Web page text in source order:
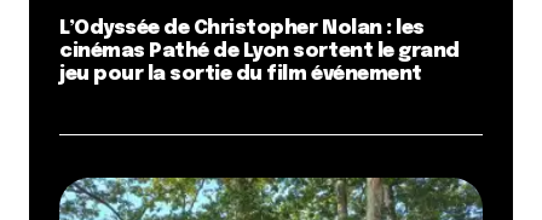
L’Odyssée de Christopher Nolan : les
cinémas Pathé de Lyon sortent le grand
jeu pour la sortie du film événement